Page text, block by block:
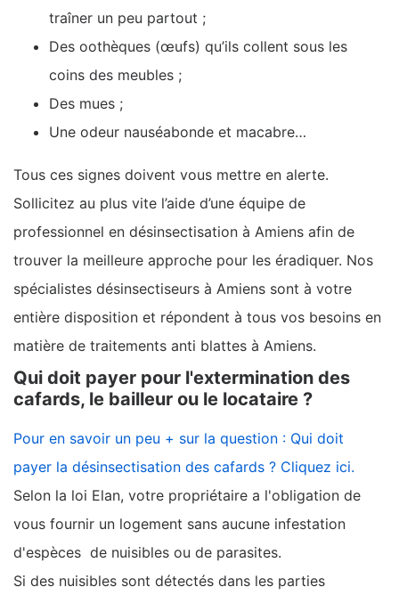
traîner un peu partout ;
Des oothèques (œufs) qu’ils collent sous les
coins des meubles ;
Des mues ;
Une odeur nauséabonde et macabre…
Tous ces signes doivent vous mettre en alerte.
Sollicitez au plus vite l’aide d’une équipe de
professionnel en désinsectisation à Amiens afin de
trouver la meilleure approche pour les éradiquer. Nos
spécialistes désinsectiseurs à Amiens sont à votre
entière disposition et répondent à tous vos besoins en
matière de traitements anti blattes à Amiens.
Qui doit payer pour l'extermination des
cafards, le bailleur ou le locataire ?
Pour en savoir un peu + sur la question : Qui doit
payer la désinsectisation des cafards ? Cliquez ici.
Selon la loi Elan, votre propriétaire a l'obligation de
vous fournir un logement sans aucune infestation
d'espèces de nuisibles ou de parasites.
Si des nuisibles sont détectés dans les parties